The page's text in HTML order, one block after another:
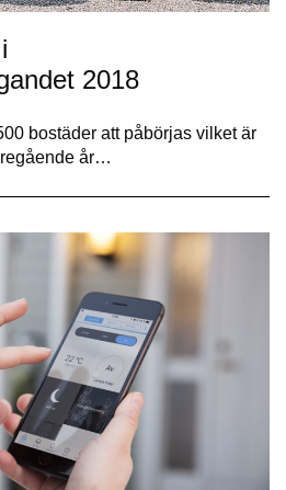
2018
bostäder att påbörjas vilket är
år…